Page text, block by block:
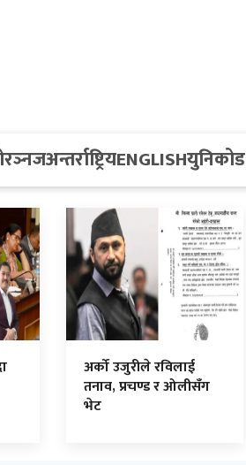
अन्तर्राष्ट्रियENGLISHयुनिकोड
अर्को उजुरीले रविलाई
तनाव, प्रचण्ड र ओलीसँग
भेट